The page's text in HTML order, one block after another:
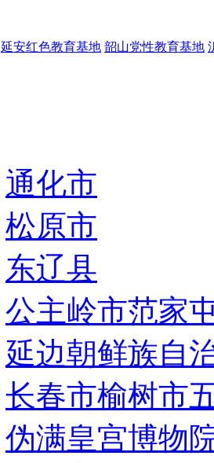
延安红色教育基地 韶山党性教育基地
通化市
松原市
东辽县
公主岭市范家
延边朝鲜族自
长春市榆树市
伪满皇宫博物